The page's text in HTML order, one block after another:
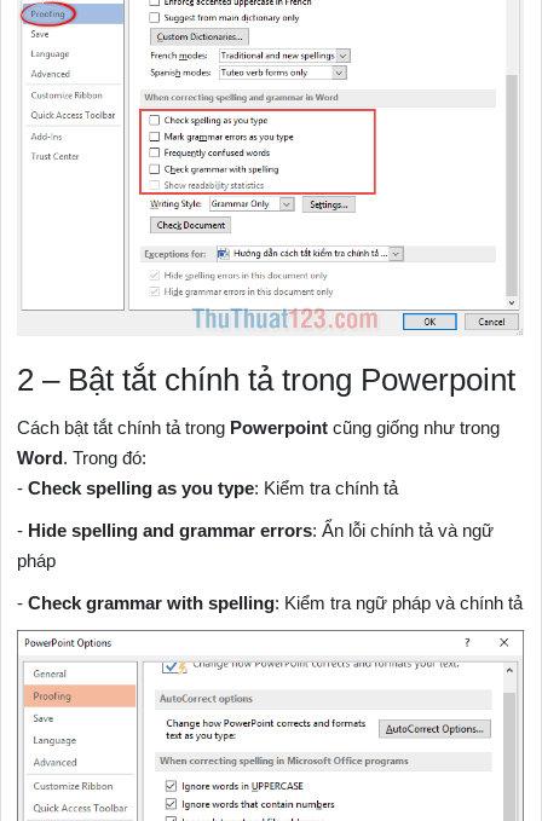
2 – Bật tắt chính tả trong Powerpoint
Cách bật tắt chính tả trong Powerpoint cũng giống như trong
Word. Trong đó:
-Check spelling as you type: Kiểm tra chính tả
- Hide spelling and grammar errors: Ẩn lỗi chính tả và ngữ
pháp
-Check grammar with spelling: Kiểm tra ngữ pháp và chính tả